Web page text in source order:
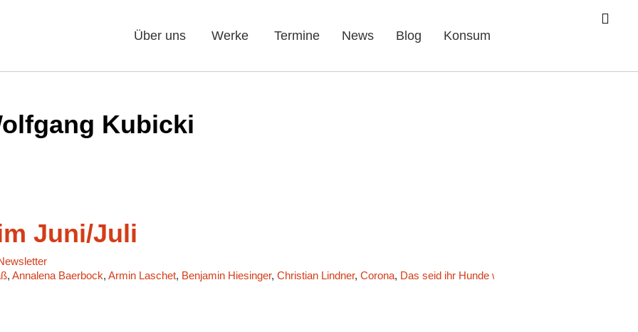
Über uns Werke Termine News Blog Konsum
Kubicki
Juni/Juli
, Annalena Baerbock, Armin Laschet, Benjamin Hiesinger, Christian Lindner, Corona, Das seid ihr Hunde wert!